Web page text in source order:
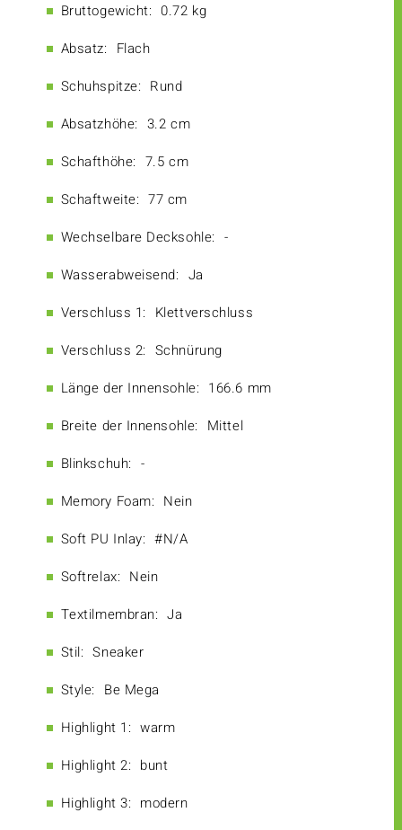
Bruttogewicht: 0.72 kg
Absatz: Flach
Schuhspitze: Rund
Absatzhöhe: 3.2 cm
Schafthöhe: 7.5 cm
Schaftweite: 77 cm
Wechselbare Decksohle: -
Wasserabweisend: Ja
Verschluss 1: Klettverschluss
Verschluss 2: Schnürung
Länge der Innensohle: 166.6 mm
Breite der Innensohle: Mittel
Blinkschuh: -
Memory Foam: Nein
Soft PU Inlay: #N/A
Softrelax: Nein
Textilmembran: Ja
Stil: Sneaker
Style: Be Mega
Highlight 1: warm
Highlight 2: bunt
Highlight 3: modern